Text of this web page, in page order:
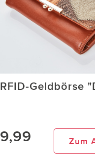
RFID-Geldbörse
9,99 Zum